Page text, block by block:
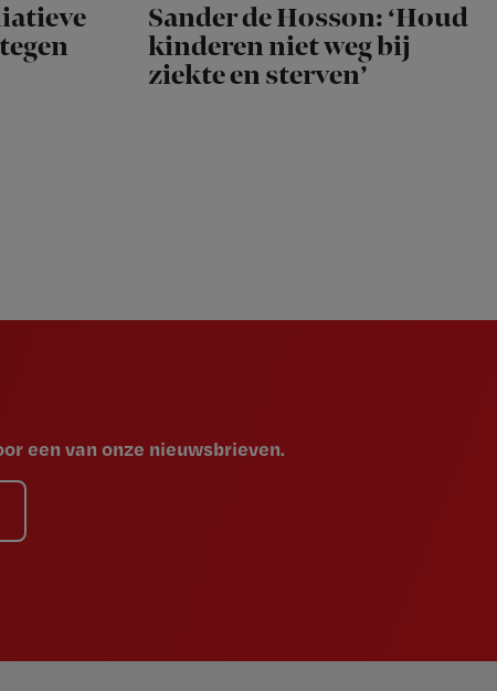
Sander de Hosson: ‘Houd
kinderen niet weg bij
ziekte en sterven’
een van onze nieuwsbrieven.